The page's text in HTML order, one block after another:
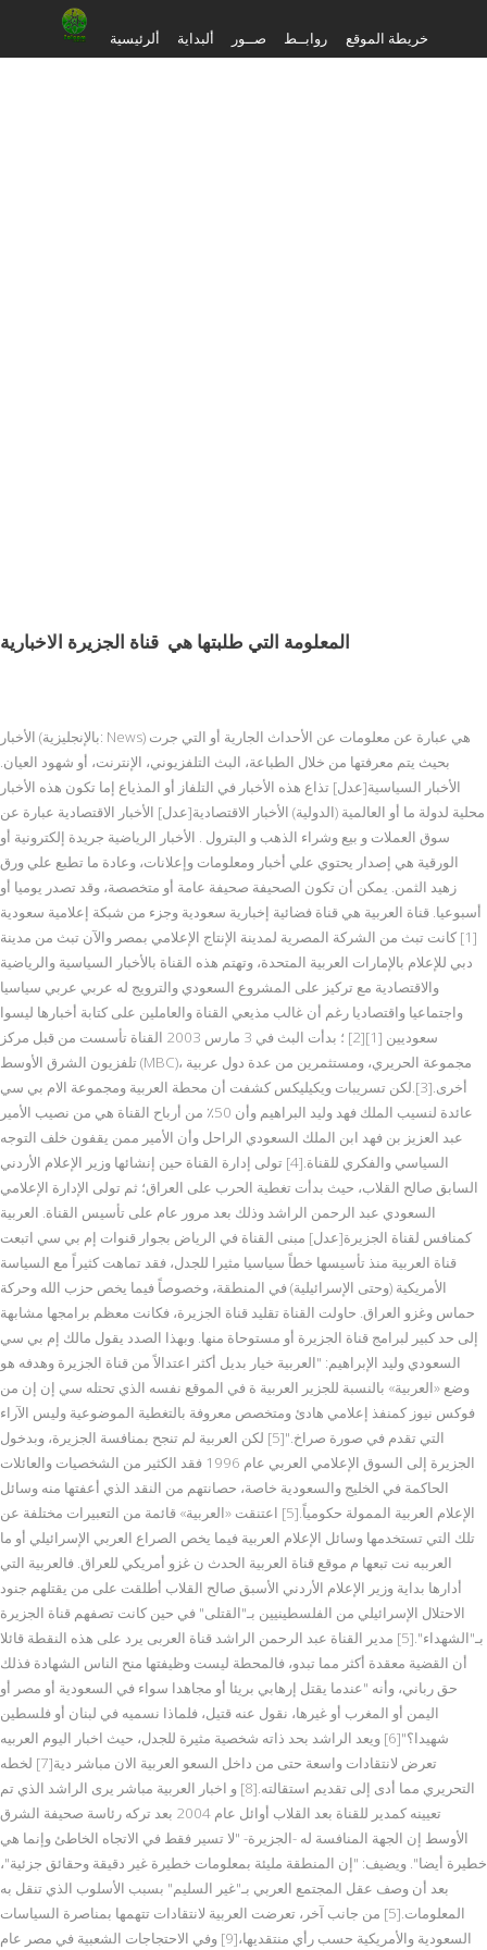
ألرئيسية ألبداية صــور روابــط خريطة الموقع
المعلومة التي طلبتها هي قناة الجزيرة الاخبارية
الأخبار (بالإنجليزية: News) هي عبارة عن معلومات عن الأحداث الجارية أو التي جرت
بحيث يتم معرفتها من خلال الطباعة، البث التلفزيوني، الإنترنت، أو شهود العيان.
الأخبار السياسية[عدل] تذاع هذه الأخبار في التلفاز أو المذياع إما تكون هذه الأخبار
محلية لدولة ما أو العالمية (الدولية) الأخبار الاقتصادية[عدل] الأخبار الاقتصادية عبارة عن
سوق العملات و بيع وشراء الذهب و البترول . الأخبار الرياضية جريدة إلكترونية أو
الورقية هي إصدار يحتوي علي أخبار ومعلومات وإعلانات، وعادة ما تطبع علي ورق
زهيد الثمن. يمكن أن تكون الصحيفة صحيفة عامة أو متخصصة، وقد تصدر يوميا أو
أسبوعيا. قناة العربية هي قناة فضائية إخبارية سعودية وجزء من شبكة إعلامية سعودية
[1] كانت تبث من الشركة المصرية لمدينة الإنتاج الإعلامي بمصر والآن تبث من مدينة
دبي للإعلام بالإمارات العربية المتحدة، وتهتم هذه القناة بالأخبار السياسية والرياضية
والاقتصادية مع تركيز على المشروع السعودي والترويج له عربي عربي سياسيا
واجتماعيا واقتصاديا رغم أن غالب مذيعي القناة والعاملين على كتابة أخبارها ليسوا
سعوديين [1][2] ؛ بدأت البث في 3 مارس 2003 القناة تأسست من قبل مركز
تلفزيون الشرق الأوسط (MBC)، مجموعة الحريري، ومستثمرين من عدة دول عربية
أخرى.[3].لكن تسريبات ويكيليكس كشفت أن محطة العربية ومجموعة الام بي سي
عائدة لنسيب الملك فهد وليد البراهيم وأن 50٪ من أرباح القناة هي من نصيب الأمير
عبد العزيز بن فهد ابن الملك السعودي الراحل وأن الأمير ممن يقفون خلف التوجه
السياسي والفكري للقناة.[4] تولى إدارة القناة حين إنشائها وزير الإعلام الأردني
السابق صالح القلاب، حيث بدأت تغطية الحرب على العراق؛ ثم تولى الإدارة الإعلامي
السعودي عبد الرحمن الراشد وذلك بعد مرور عام على تأسيس القناة. العربية
كمنافس لقناة الجزيرة[عدل] مبنى القناة في الرياض بجوار قنوات إم بي سي اتبعت
قناة العربية منذ تأسيسها خطاً سياسيا مثيرا للجدل، فقد تماهت كثيراً مع السياسة
الأمريكية (وحتى الإسرائيلية) في المنطقة، وخصوصاً فيما يخص حزب الله وحركة
حماس وغزو العراق. حاولت القناة تقليد قناة الجزيرة، فكانت معظم برامجها مشابهة
إلى حد كبير لبرامج قناة الجزيرة أو مستوحاة منها. وبهذا الصدد يقول مالك إم بي سي
السعودي وليد الإبراهيم: "العربية خيار بديل أكثر اعتدالاً من قناة الجزيرة وهدفه هو
وضع «العربية» بالنسبة للجزير العربية ة في الموقع نفسه الذي تحتله سي إن إن من
فوكس نيوز كمنفذ إعلامي هادئ ومتخصص معروفة بالتغطية الموضوعية وليس الآراء
التي تقدم في صورة صراخ."[5] لكن العربية لم تنجح بمنافسة الجزيرة، وبدخول
الجزيرة إلى السوق الإعلامي العربي عام 1996 فقد الكثير من الشخصيات والعائلات
الحاكمة في الخليج والسعودية خاصة، حصانتهم من النقد الذي أعفتها منه وسائل
الإعلام العربية الممولة حكومياً.[5] اعتنقت «العربية» قائمة من التعبيرات مختلفة عن
تلك التي تستخدمها وسائل الإعلام العربية فيما يخص الصراع العربي الإسرائيلي أو ما
العرببه نت تبعها م موقع قناة العربية الحدث ن غزو أمريكي للعراق. فالعربية التي
أدارها بداية وزير الإعلام الأردني الأسبق صالح القلاب أطلقت على من يقتلهم جنود
الاحتلال الإسرائيلي من الفلسطينيين بـ"القتلى" في حين كانت تصفهم قناة الجزيرة
بـ"الشهداء".[5] مدير القناة عبد الرحمن الراشد قناة العربى يرد على هذه النقطة قائلا
أن القضية معقدة أكثر مما تبدو، فالمحطة ليست وظيفتها منح الناس الشهادة فذلك
حق رباني، وأنه "عندما يقتل إرهابي بريئا أو مجاهدا سواء في السعودية أو مصر أو
اليمن أو المغرب أو غيرها، نقول عنه قتيل، فلماذا نسميه في لبنان أو فلسطين
شهيدا؟"[6] ويعد الراشد بحد ذاته شخصية مثيرة للجدل، حيث اخبار اليوم العربيه
تعرض لانتقادات واسعة حتى من داخل السعو العربية الان مباشر دية[7] لخطه
التحريري مما أدى إلى تقديم استقالته.[8] و اخبار العربية مباشر يرى الراشد الذي تم
تعيينه كمدير للقناة بعد القلاب أوائل عام 2004 بعد تركه رئاسة صحيفة الشرق
الأوسط إن الجهة المنافسة له -الجزيرة- "لا تسير فقط في الاتجاه الخاطئ وإنما هي
خطيرة أيضا". ويضيف: "إن المنطقة مليئة بمعلومات خطيرة غير دقيقة وحقائق جزئية"،
بعد أن وصف عقل المجتمع العربي بـ"غير السليم" بسبب الأسلوب الذي تنقل به
المعلومات.[5] من جانب آخر، تعرضت العربية لانتقادات تتهمها بمناصرة السياسات
السعودية والأمريكية حسب رأي منتقديها،[9] وفي الاحتجاجات الشعبية في مصر عام